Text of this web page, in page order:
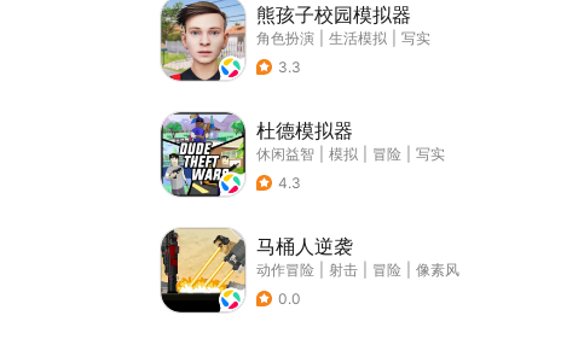
熊孩子校园模拟器
角色扮演 生活模拟
写实
3.3
杜德模拟器
休闲益智 模拟 冒险
写实
4.3
马桶人逆袭
动作冒险 射击 冒险
像素风
0.0